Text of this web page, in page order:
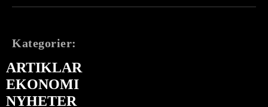
Kategorier:
ARTIKLAR
EKONOMI
NYHETER